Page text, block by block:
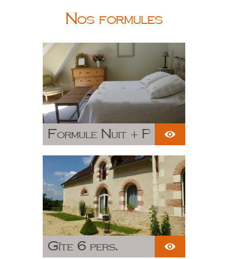
Nos formules
Formule Nuit + Petit
déjeuner
Gîte 6 pers.